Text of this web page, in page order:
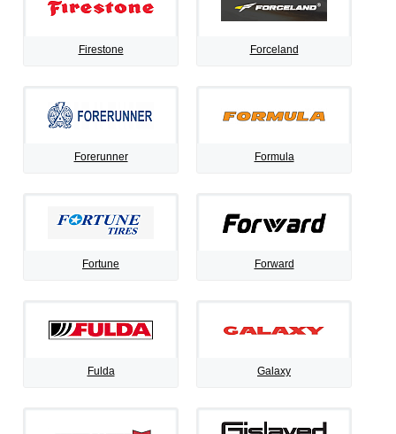
Firestone Forceland
Forerunner Formula
Fortune Forward
Fulda Galaxy